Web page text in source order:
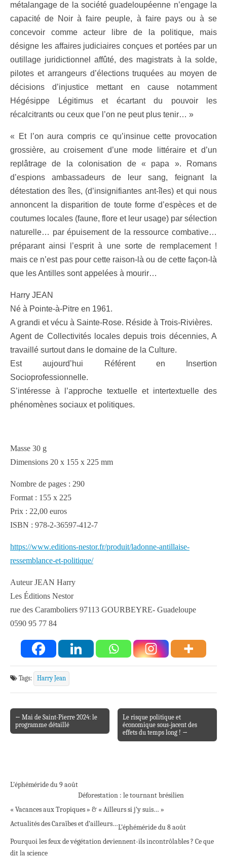
métalangage de la société guadeloupéenne n’engage la
capacité de Noir à faire peuple, à faire pays ou à se
concevoir comme acteur libre de la politique, mais
désigne les affaires judiciaires conçues et portées par un
outillage juridictionnel affûté, des magistrats à la solde,
pilotes et arrangeurs d’élections truquées au moyen de
décisions d’injustice mettant en cause notamment
Hégésippe Légitimus et écartant du pouvoir les
récalcitrants ou ceux que l’on ne peut plus tenir… »
« Et l’on aura compris ce qu’insinue cette provocation
grossière, au croisement d’une mode littéraire et d’un
replâtrage de la colonisation de « papa ». Romans
d’espions ambassadeurs de leur sang, feignant la
détestation des îles, (d’insignifiantes ant-îles) et qui nous
annoncent la disparition de toute forme d’espèces et de
coutumes locales (faune, flore et leur usage) par sélection
naturelle… par épuisement de la ressource combative…
préparant ainsi l’esprit à une sorte de remplacement !
mais ce n’est pas pour cette raison-là ou de cette façon-là
que les Antilles sont appelées à mourir…
Harry JEAN
Né à Pointe-à-Pitre en 1961.
A grandi et vécu à Sainte-Rose. Réside à Trois-Rivières.
Agent de Collectivités locales depuis trois décennies, A
travaillé surtout dans le domaine de la Culture.
Est aujourd’hui Référent en Insertion
Socioprofessionnelle.
S’intéresse à l’approche textuelle et intertextuelle des
phénomènes sociaux et politiques.
Masse 30 g
Dimensions 20 x 155 x 225 mm
Nombre de pages : 290
Format : 155 x 225
Prix : 22,00 euros
ISBN : 978-2-36597-412-7
https://www.editions-nestor.fr/produit/ladonne-antillaise-
ressemblance-et-politique/
Auteur JEAN Harry
Les Éditions Nestor
rue des Caramboliers 97113 GOURBEYRE- Guadeloupe
0590 95 77 84
Tags: Harry Jean
Post navigation
← Mai de Saint-Pierre 2024: le
programme détaillé
Le risque politique et
économique sous-jacent des
effets du temps long ! →
L’éphéméride du 9 août
Déforestation : le tournant brésilien
« Vacances aux Tropiques » & « Ailleurs si j’y suis… »
Actualités des Caraïbes et d’ailleurs…L’éphéméride du 8 août
Pourquoi les feux de végétation deviennent-ils incontrôlables ? Ce que
dit la science